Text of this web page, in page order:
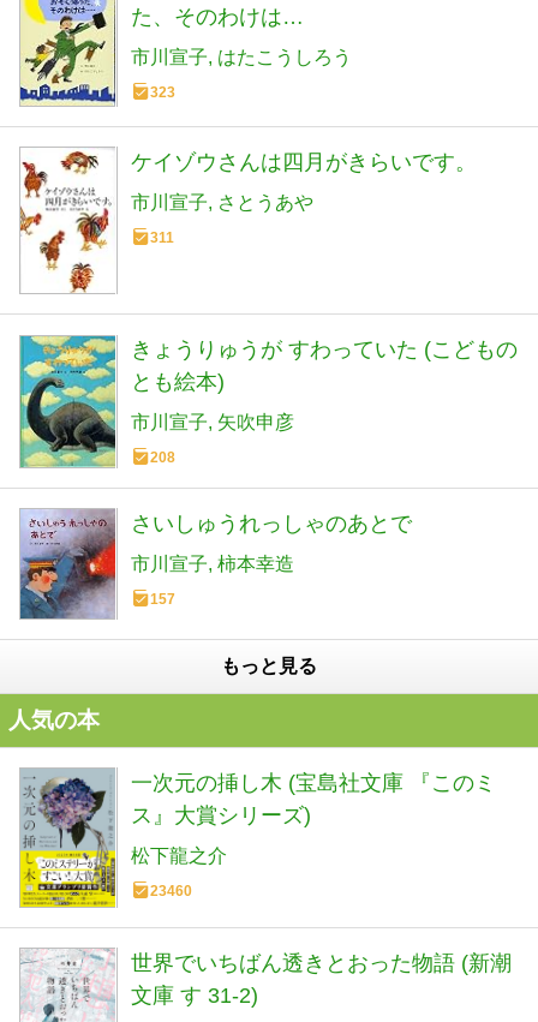
た、そのわけは…
市川宣子 はたこうしろう
323
ケイゾウさんは四月がきらいです。
市川宣子 さとうあや
311
きょうりゅうが すわっていた (こどもの
とも絵本)
市川宣子 矢吹申彦
208
さいしゅうれっしゃのあとで
市川宣子 柿本幸造
157
もっと見る
人気の本
一次元の挿し木 (宝島社文庫 『このミ
ス』大賞シリーズ)
松下龍之介
23460
世界でいちばん透きとおった物語 (新潮
文庫 す 31-2)